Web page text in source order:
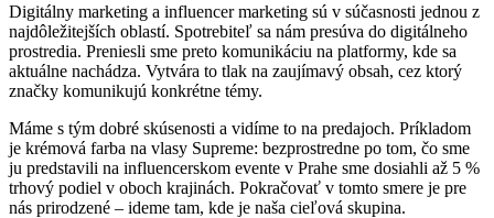
Digitálny marketing a influencer marketing sú v súčasnosti jednou z
najdôležitejších oblastí. Spotrebiteľ sa nám presúva do digitálneho
prostredia. Preniesli sme preto komunikáciu na platformy, kde sa
aktuálne nachádza. Vytvára to tlak na zaujímavý obsah, cez ktorý
značky komunikujú konkrétne témy.
Máme s tým dobré skúsenosti a vidíme to na predajoch. Príkladom
je krémová farba na vlasy Supreme: bezprostredne po tom, čo sme
ju predstavili na influencerskom evente v Prahe sme dosiahli až 5 %
trhový podiel v oboch krajinách. Pokračovať v tomto smere je pre
nás prirodzené – ideme tam, kde je naša cieľová skupina.